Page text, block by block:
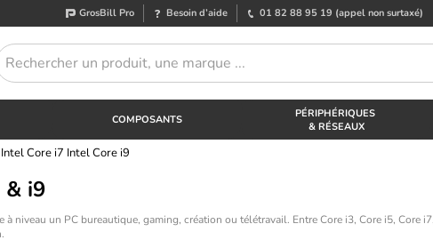
GrosBill Pro Besoin d’aide 01 82 88 95 19 (appel non surtaxé)
COMPOSANTS
PÉRIPHÉRIQUES
& RÉSEAUX
Core i7 Intel Core i9
& i9
niveau un PC bureautique, gaming, création ou télétravail. Entre Core i3, Core i5, Core